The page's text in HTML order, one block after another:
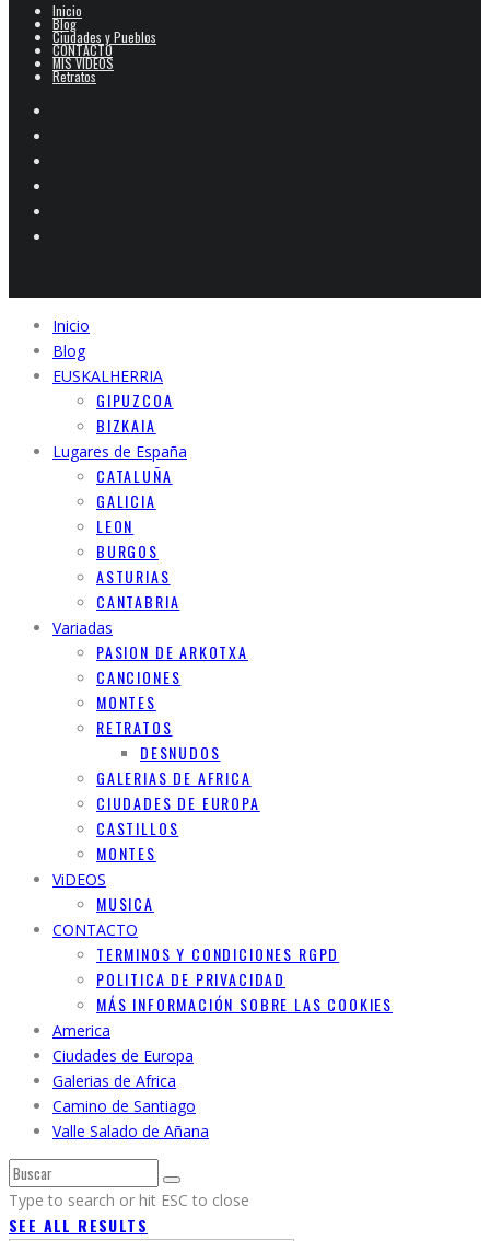
Inicio
Blog
Ciudades y Pueblos
CONTACTO
MIS VIDEOS
Retratos
Inicio
Blog
EUSKALHERRIA
GIPUZCOA
BIZKAIA
Lugares de España
CATALUÑA
GALICIA
LEON
BURGOS
ASTURIAS
CANTABRIA
Variadas
PASION DE ARKOTXA
CANCIONES
MONTES
RETRATOS
DESNUDOS
GALERIAS DE AFRICA
CIUDADES DE EUROPA
CASTILLOS
MONTES
ViDEOS
MUSICA
CONTACTO
TERMINOS Y CONDICIONES RGPD
POLITICA DE PRIVACIDAD
MÁS INFORMACIÓN SOBRE LAS COOKIES
America
Ciudades de Europa
Galerias de Africa
Camino de Santiago
Valle Salado de Añana
Type to search or hit ESC to close
SEE ALL RESULTS